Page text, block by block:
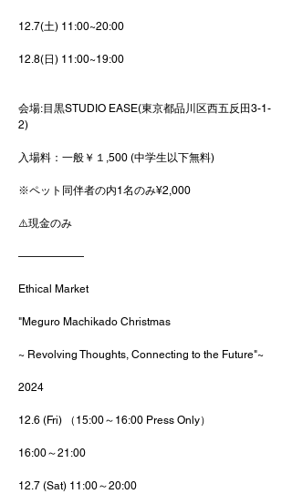
12.7(土) 11:00~20:00
12.8(日) 11:00~19:00
会場:目黒STUDIO EASE(東京都品川区西五反田3-1-
2)
入場料：一般￥１,500 (中学生以下無料)
※ペット同伴者の内1名のみ¥2,000
⚠️現金のみ
——————
Ethical Market
"Meguro Machikado Christmas
~ Revolving Thoughts, Connecting to the Future"~
2024
12.6 (Fri) （15:00～16:00 Press Only）
16:00～21:00
12.7 (Sat) 11:00～20:00